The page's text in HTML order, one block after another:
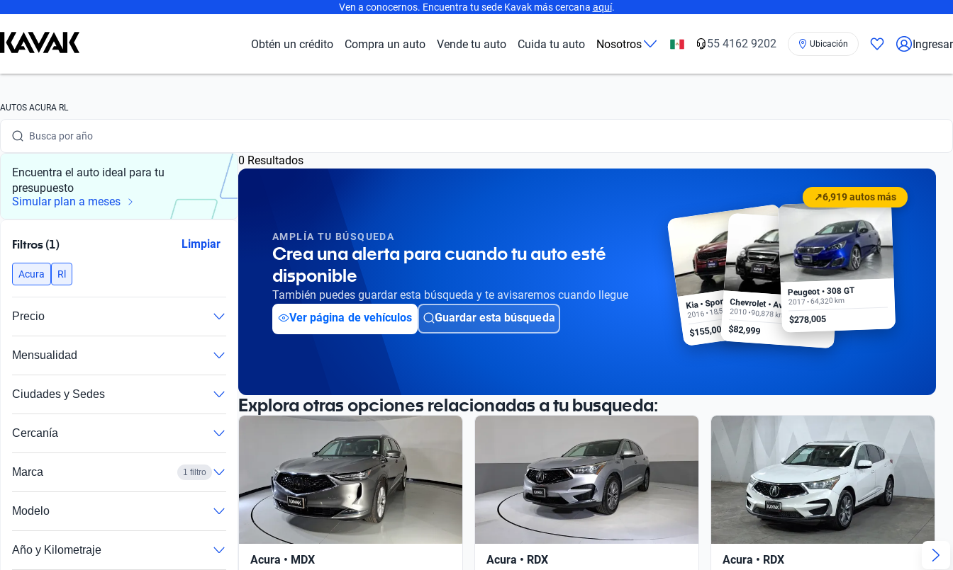
Ven a conocernos. Encuentra tu sede Kavak más cercana aquí.
Obtén un crédito Compra un auto Vende tu auto Cuida tu auto Nosotros 55 4162 9202 Ubicación Ingresar
AUTOS ACURA RL
Busca por marca
Busca por modelo
Busca por versión
Busca por año
Busca por marca
Busca por modelo
Busca por año
Encuentra el auto ideal para tu
presupuesto
Simular plan a meses
Filtros (1) Limpiar
Acura Rl
Precio
Mensualidad
Ciudades y Sedes
Cercanía
Marca 1 filtro
Modelo
Año y Kilometraje
0 Resultados
AMPLÍA TU BÚSQUEDA
Crea una alerta para cuando tu auto esté
disponible
También puedes guardar esta búsqueda y te avisaremos cuando llegue
Ver página de vehículos
Guardar esta búsqueda
↗6,919 autos más
Kia • Sportage EX
2016 • 18,500 km
$155,000
Chevrolet • Aveo
2010 • 90,878 km
$82,999
Peugeot • 308 GT
2017 • 64,320 km
$278,005
Explora otras opciones relacionadas a tu busqueda:
Acura • MDX Acura • RDX Acura • RDX